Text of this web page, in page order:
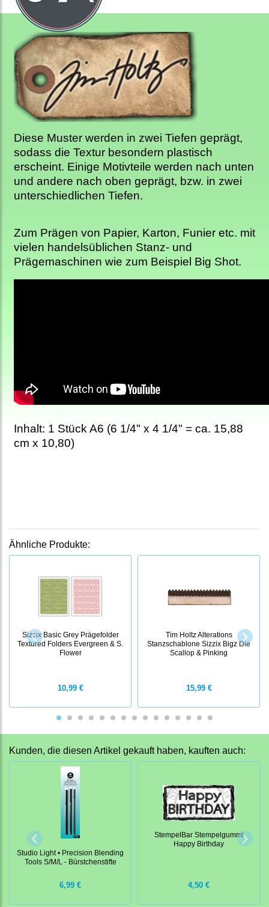
Diese Muster werden in zwei Tiefen geprägt,
sodass die Textur besondern plastisch
erscheint. Einige Motivteile werden nach unten
und andere nach oben geprägt, bzw. in zwei
unterschiedlichen Tiefen.
Zum Prägen von Papier, Karton, Funier etc. mit
vielen handelsüblichen Stanz- und
Prägemaschinen wie zum Beispiel Big Shot.
Inhalt: 1 Stück A6 (6 1/4" x 4 1/4" = ca. 15,88
cm x 10,80)
Ähnliche Produkte:
Sizzix Basic Grey Prägefolder
Textured Folders Evergreen & S.
Flower
10,99 €
Tim Holtz Alterations
Stanzschablone Sizzix Bigz Die
Scallop & Pinking
15,99 €
Kunden, die diesen Artikel gekauft haben, kauften auch:
Studio Light • Precision Blending
Tools S/M/L - Bürstchenstifte
6,99 €
StempelBar Stempelgummi
Happy Birthday
4,50 €